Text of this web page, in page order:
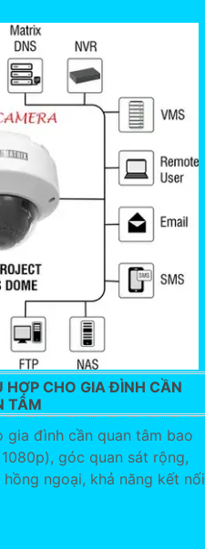
HỢP CHO GIA ĐÌNH CẦN
TÂM
gia đình cần quan tâm bao
góc quan sát rộng,
ngoại, khả năng kết nối